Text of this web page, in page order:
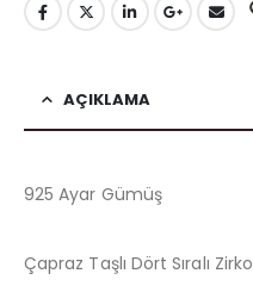
AÇIKLAMA
925 Ayar Gümüş
Çapraz Taşlı Dört Sıralı